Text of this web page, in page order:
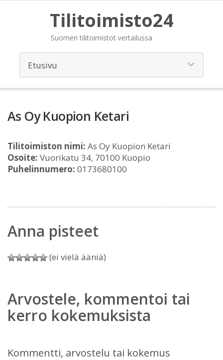
Tilitoimisto24
Suomen tilitoimistot vertailussa
As Oy Kuopion Ketari
Tilitoimiston nimi: As Oy Kuopion Ketari
Osoite: Vuorikatu 34, 70100 Kuopio
Puhelinnumero: 0173680100
Anna pisteet
(ei vielä ääniä)
Arvostele, kommentoi tai
kerro kokemuksista
Kommentti, arvostelu tai kokemus